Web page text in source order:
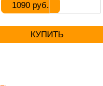
1090 руб.
КУПИТЬ